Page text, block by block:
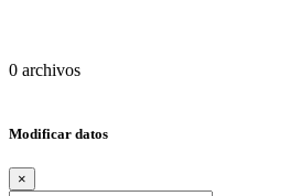
0 archivos
Modificar datos
×